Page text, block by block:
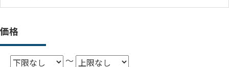
価格
～